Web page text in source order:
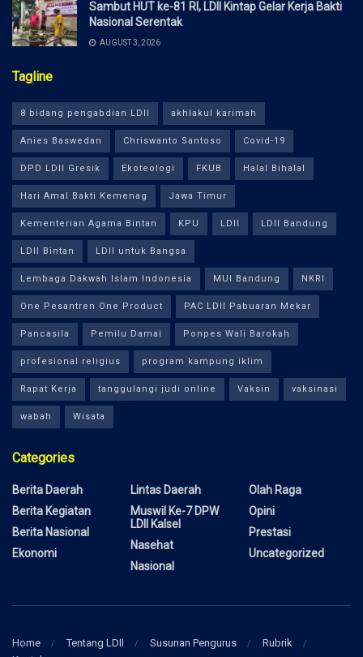
Sambut HUT ke-81 RI, LDII Kintap Gelar Kerja Bakti
Nasional Serentak
AUGUST 3, 2026
Tagline
8 bidang pengabdian LDII akhlakul karimah
Anies Baswedan Chriswanto Santoso Covid-19
DPD LDII Gresik Ekoteologi FKUB Halal Bihalal
Hari Amal Bakti Kemenag Jawa Timur
Kementerian Agama Bintan KPU LDII LDII Bandung
LDII Bintan LDII untuk Bangsa
Lembaga Dakwah Islam Indonesia MUI Bandung NKRI
One Pesantren One Product PAC LDII Pabuaran Mekar
Pancasila Pemilu Damai Ponpes Wali Barokah
profesional religius program kampung iklim
Rapat Kerja tanggulangi judi online Vaksin vaksinasi
wabah Wisata
Categories
Berita Daerah
Berita Kegiatan
Berita Nasional
Ekonomi
Lintas Daerah
Muswil Ke-7 DPW
LDII Kalsel
Nasehat
Nasional
Olah Raga
Opini
Prestasi
Uncategorized
Home Tentang LDII Susunan Pengurus
Rubrik